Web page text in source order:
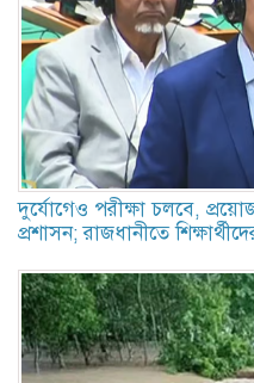
দুর্যোগেও পরীক্ষা চলবে,
প্রশাসন; রাজধানীতে